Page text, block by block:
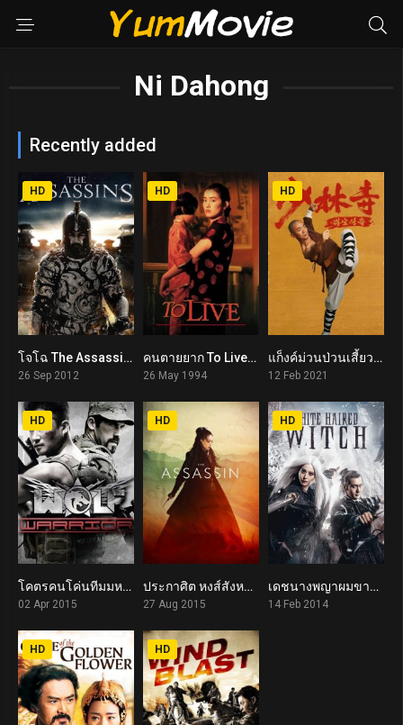
Ni Dahong
Recently added
5.6
HD
โจโฉ The Assassins (2012)
26 Sep 2012
8.3
HD
คนตายยาก To Live (1994)
26 May 1994
5.2
HD
แก็งค์ม่วนป่วนเสี้ยวเล่งยี้ Rising Shaolin: The Protector (2021)
12 Feb 2021
5.4
HD
โคตรคนโค่นทีมมหากาฬ Wolf Warrior (2015)
02 Apr 2015
6.3
HD
ประกาศิต หงส์สังหาร The Assassin (2015)
27 Aug 2015
5.3
HD
เดชนางพญาผมขาว The White Haired Witch of Lunar Kingdom (2014)
14 Feb 2014
HD HD